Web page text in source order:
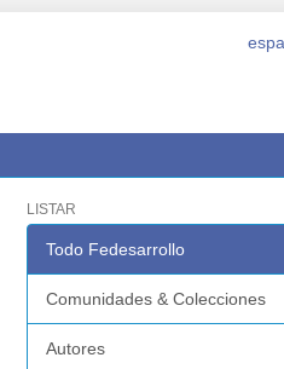
LISTAR
Todo Fedesarrollo
Comunidades & Colecciones
Autores